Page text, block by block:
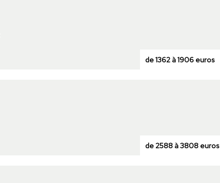
de 1362 à 1906 euros
de 2588 à 3808 euros